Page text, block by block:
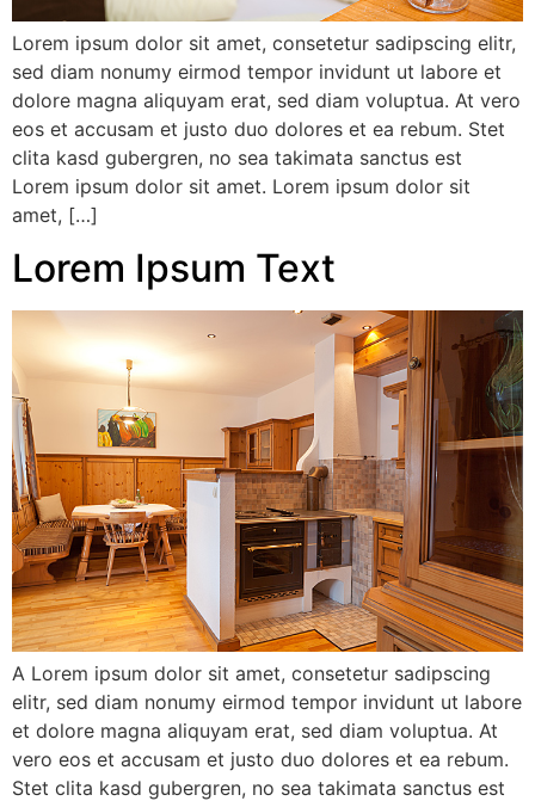
Lorem ipsum dolor sit amet, consetetur sadipscing elitr,
sed diam nonumy eirmod tempor invidunt ut labore et
dolore magna aliquyam erat, sed diam voluptua. At vero
eos et accusam et justo duo dolores et ea rebum. Stet
clita kasd gubergren, no sea takimata sanctus est
Lorem ipsum dolor sit amet. Lorem ipsum dolor sit
amet, […]
Lorem Ipsum Text
A Lorem ipsum dolor sit amet, consetetur sadipscing
elitr, sed diam nonumy eirmod tempor invidunt ut labore
et dolore magna aliquyam erat, sed diam voluptua. At
vero eos et accusam et justo duo dolores et ea rebum.
Stet clita kasd gubergren, no sea takimata sanctus est